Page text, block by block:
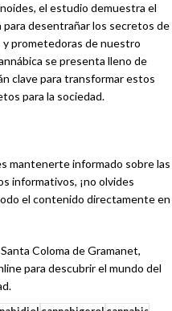
el estudio demuestra el
desentrañar los secretos de
prometedoras de nuestro
se presenta lleno de
clave para transformar estos
para la sociedad.
mantenerte informado sobre las
informativos, ¡no olvides
el contenido directamente en
Coloma de Gramanet,
para descubrir el mundo del